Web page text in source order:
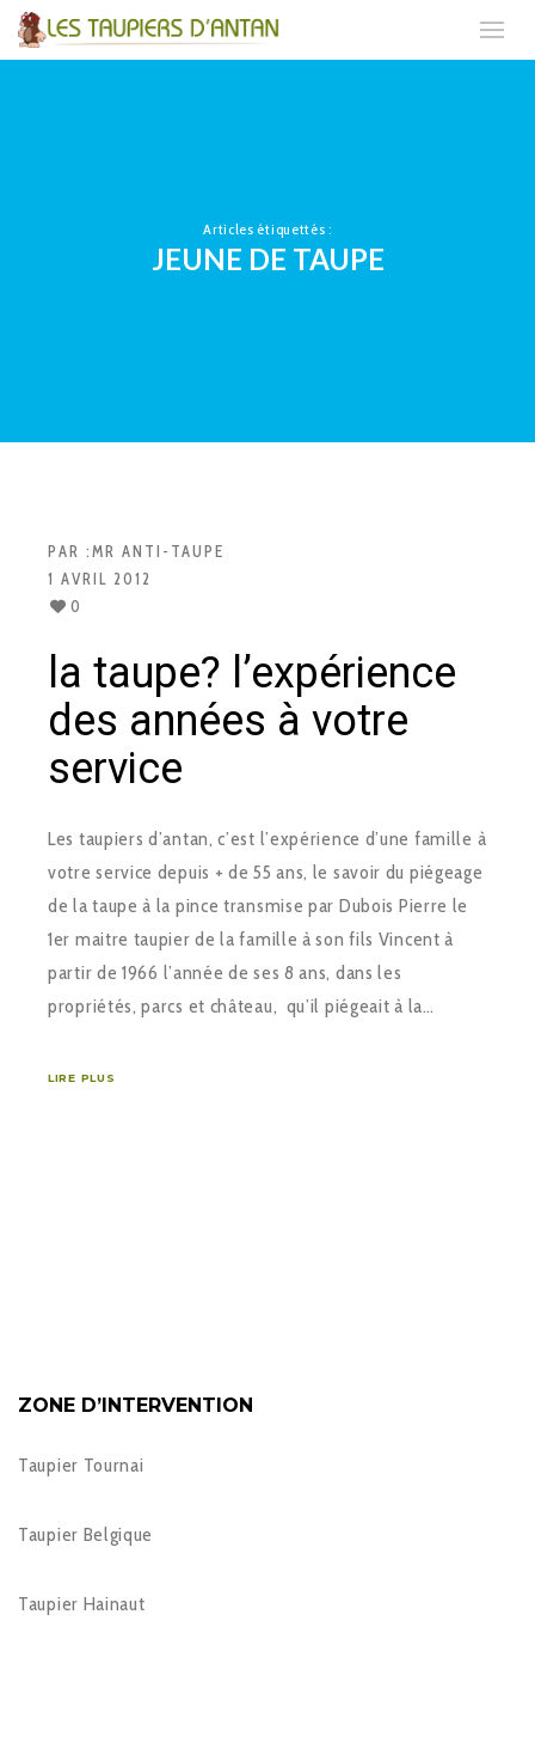
Articles étiquettés :
JEUNE DE TAUPE
PAR :MR ANTI-TAUPE
1 AVRIL 2012
0
la taupe? l’expérience
des années à votre
service
Les taupiers d’antan, c’est l’expérience d’une famille à
votre service depuis + de 55 ans, le savoir du piégeage
de la taupe à la pince transmise par Dubois Pierre le
1er maitre taupier de la famille à son fils Vincent à
partir de 1966 l’année de ses 8 ans, dans les
propriétés, parcs et château, qu’il piégeait à la…
LIRE PLUS
ZONE D’INTERVENTION
Taupier Tournai
Taupier Belgique
Taupier Hainaut